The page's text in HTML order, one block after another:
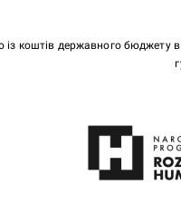
із коштів державного бюджету